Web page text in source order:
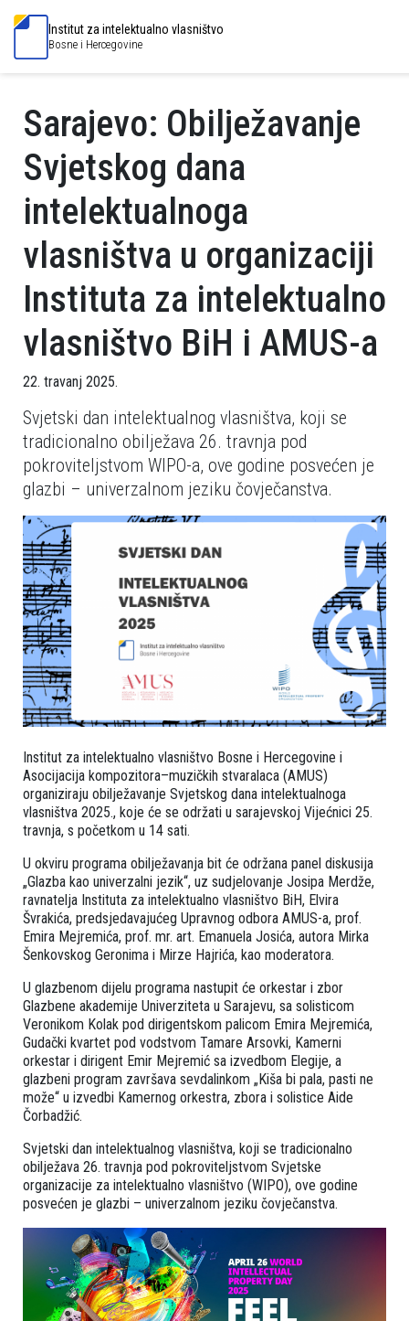
Institut za intelektualno vlasništvo
Bosne i Hercegovine
Sarajevo: Obilježavanje
Svjetskog dana
intelektualnoga
vlasništva u organizaciji
Instituta za intelektualno
vlasništvo BiH i AMUS-a
22. travanj 2025.
Svjetski dan intelektualnog vlasništva, koji se
tradicionalno obilježava 26. travnja pod
pokroviteljstvom WIPO-a, ove godine posvećen je
glazbi – univerzalnom jeziku čovječanstva.
Institut za intelektualno vlasništvo Bosne i Hercegovine i
Asocijacija kompozitora–muzičkih stvaralaca (AMUS)
organiziraju obilježavanje Svjetskog dana intelektualnoga
vlasništva 2025., koje će se održati u sarajevskoj Vijećnici 25.
travnja, s početkom u 14 sati.
U okviru programa obilježavanja bit će održana panel diskusija
„Glazba kao univerzalni jezik“, uz sudjelovanje Josipa Merdže,
ravnatelja Instituta za intelektualno vlasništvo BiH, Elvira
Švrakića, predsjedavajućeg Upravnog odbora AMUS-a, prof.
Emira Mejremića, prof. mr. art. Emanuela Josića, autora Mirka
Šenkovskog Geronima i Mirze Hajrića, kao moderatora.
U glazbenom dijelu programa nastupit će orkestar i zbor
Glazbene akademije Univerziteta u Sarajevu, sa solisticom
Veronikom Kolak pod dirigentskom palicom Emira Mejremića,
Gudački kvartet pod vodstvom Tamare Arsovki, Kamerni
orkestar i dirigent Emir Mejremić sa izvedbom Elegije, a
glazbeni program završava sevdalinkom „Kiša bi pala, pasti ne
može“ u izvedbi Kamernog orkestra, zbora i solistice Aide
Čorbadžić.
Svjetski dan intelektualnog vlasništva, koji se tradicionalno
obilježava 26. travnja pod pokroviteljstvom Svjetske
organizacije za intelektualno vlasništvo (WIPO), ove godine
posvećen je glazbi – univerzalnom jeziku čovječanstva.